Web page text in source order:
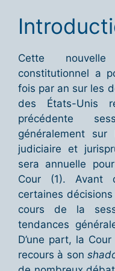
Cette
constitutionnel a
fois par an sur les
des États-Unis
précédente
généralement
judiciaire et
sera annuelle
Cour (1). Avant
certaines
cours de la
tendances
D’une part, la
recours à son